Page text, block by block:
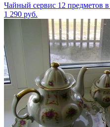
Чайный сервис 12 предметов в
1 290 руб.